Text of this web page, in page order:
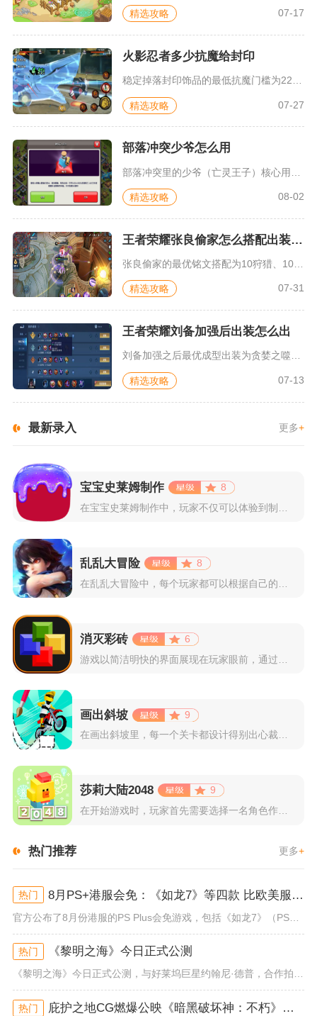
精选攻略 07-17
火影忍者多少抗魔给封印
稳定掉落封印饰品的最低抗魔门槛为22400，想要秘境持续产出...
精选攻略 07-27
部落冲突少爷怎么用
精选攻略 08-02
王者荣耀张良偷家怎么搭配出装铭文
张良偷家的最优铭文搭配为10狩猎、10虚空、10宿命，偷家专...
精选攻略 07-31
王者荣耀刘备加强后出装怎么出
刘备加强之后最优成型出装为贪婪之噬、急速战靴、暗影战斧、宗师...
精选攻略 07-13
最新录入 更多+
宝宝史莱姆制作
8
乱乱大冒险
8
消灭彩砖
6
画出斜坡
9
在画出斜坡里，每一个关卡都设计得别出心裁。玩家需要利用手指在...
莎莉大陆2048
9
在开始游戏时，玩家首先需要选择一名角色作为自己的代表，在神秘...
热门推荐 更多+
热门 8月PS+港服会免：《如龙7》等四款 比欧美服多一款
官方公布了8月份港服的PS Plus会免游戏，包括《如龙7》（PS4/PS5）、《小小梦魇》（PS4）、《托尼霍克职业滑...
热门 《黎明之海》今日正式公测
《黎明之海》今日正式公测，与好莱坞巨星约翰尼·德普，合作拍摄的宣传短片《冒险者的游戏》同步上线！沉浸式环球之旅 打造属于...
热门 庇护之地CG燃爆公映《暗黑破坏神：不朽》今日全平台上线